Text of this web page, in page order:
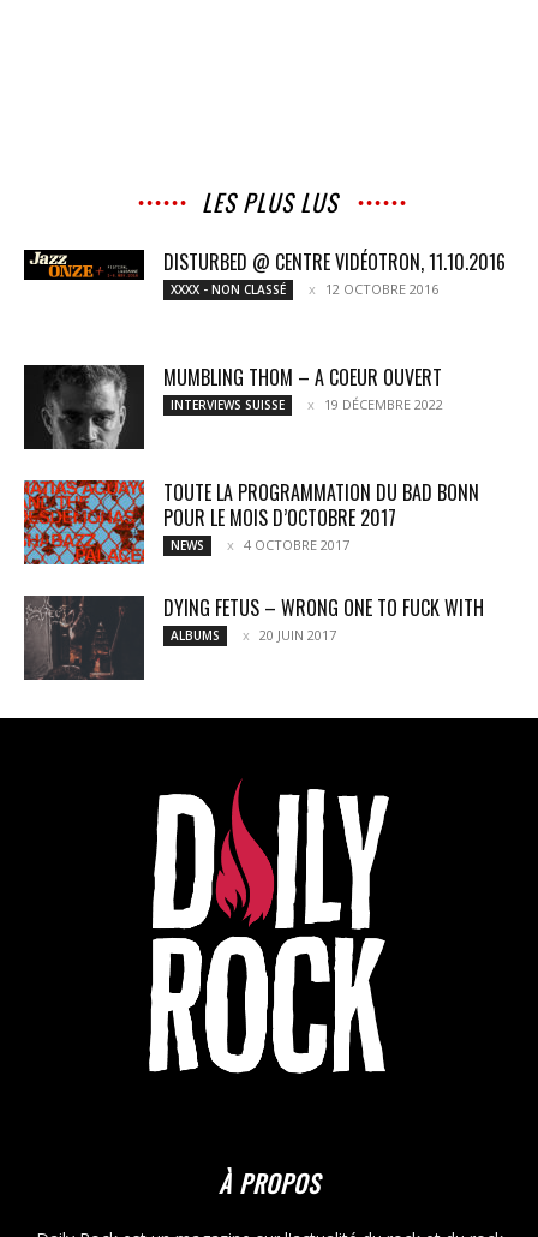
LES PLUS LUS
DISTURBED @ CENTRE VIDÉOTRON, 11.10.2016
XXXX - NON CLASSÉ 12 OCTOBRE 2016
MUMBLING THOM – A COEUR OUVERT
INTERVIEWS SUISSE 19 DÉCEMBRE 2022
TOUTE LA PROGRAMMATION DU BAD BONN
POUR LE MOIS D’OCTOBRE 2017
NEWS 4 OCTOBRE 2017
DYING FETUS – WRONG ONE TO FUCK WITH
ALBUMS 20 JUIN 2017
À PROPOS